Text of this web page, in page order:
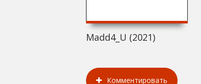
Madd4_U (2021)
Комментировать